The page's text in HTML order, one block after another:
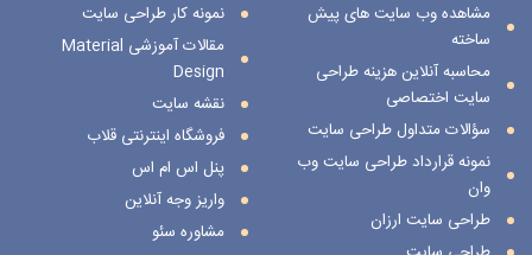
نمونه کار طراحی سایت
مقالات آموزشی Material
Design
نقشه سایت
فروشگاه اینترنتی قلاب
پنل اس ام اس
واریز وجه آنلاین
مشاوره سئو
مشاهده وب سایت های پیش
ساخته
محاسبه آنلاین هزینه طراحی
سایت اختصاصی
سؤالات متداول طراحی سایت
نمونه قرارداد طراحی سایت وب
وان
طراحی سایت ارزان